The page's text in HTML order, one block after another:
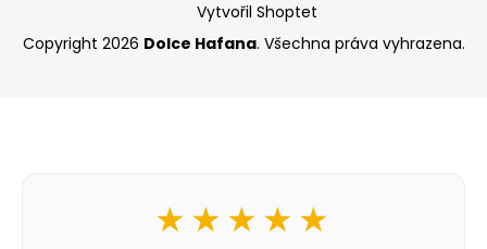
Vytvořil Shoptet
Copyright 2026 Dolce Hafana. Všechna práva vyhrazena.
★★★★★